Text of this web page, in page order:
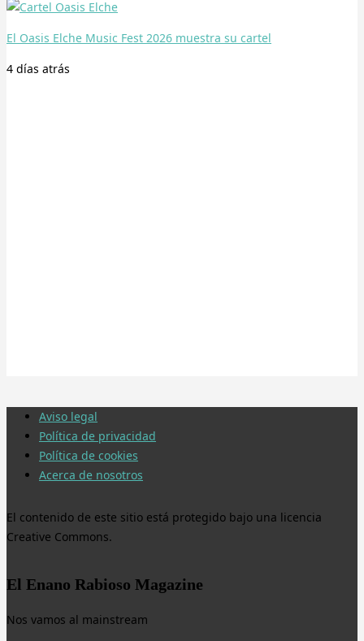
El Oasis Elche Music Fest 2026 muestra su cartel
4 días atrás
Aviso legal
Política de privacidad
Política de cookies
Acerca de nosotros
El contenido de este sitio está protegido bajo una licencia
Creative Commons.
El Enano Rabioso Magazine
Nos vamos al mainstream